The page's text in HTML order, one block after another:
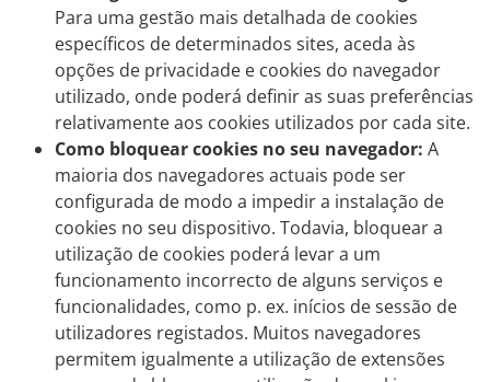
Para uma gestão mais detalhada de cookies
específicos de determinados sites, aceda às
opções de privacidade e cookies do navegador
utilizado, onde poderá definir as suas preferências
relativamente aos cookies utilizados por cada site.
Como bloquear cookies no seu navegador: A
maioria dos navegadores actuais pode ser
configurada de modo a impedir a instalação de
cookies no seu dispositivo. Todavia, bloquear a
utilização de cookies poderá levar a um
funcionamento incorrecto de alguns serviços e
funcionalidades, como p. ex. inícios de sessão de
utilizadores registados. Muitos navegadores
permitem igualmente a utilização de extensões